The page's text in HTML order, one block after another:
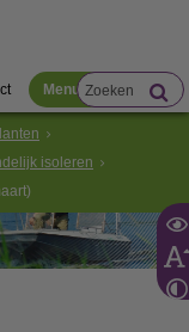
Menu
isoleren